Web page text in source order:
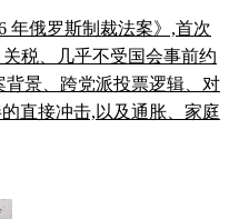
年俄罗斯制裁法案》,首次
税、几乎不受国会事前约
景、跨党派投票逻辑、对
直接冲击,以及通胀、家庭